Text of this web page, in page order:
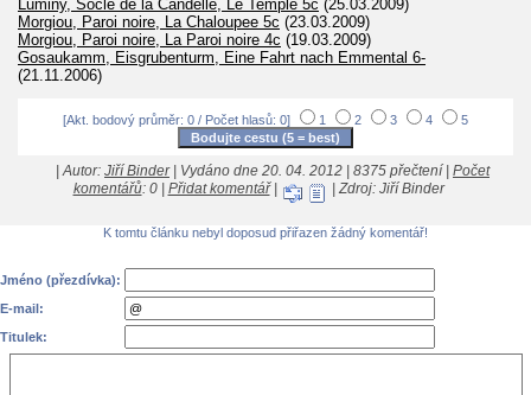
Luminy, Socle de la Candelle, Le Temple 5c (25.03.2009)
Morgiou, Paroi noire, La Chaloupee 5c (23.03.2009)
Morgiou, Paroi noire, La Paroi noire 4c (19.03.2009)
Gosaukamm, Eisgrubenturm, Eine Fahrt nach Emmental 6-
(21.11.2006)
[Akt. bodový průměr: 0 / Počet hlasů: 0] 1 2 3 4 5
| Autor: Jiří Binder| Vydáno dne 20. 04. 2012 | 8375 přečtení | Počet
komentářů: 0 | Přidat komentář| | Zdroj: Jiří Binder
K tomtu článku nebyl doposud přiřazen žádný komentář!
Jméno (přezdívka):
E-mail:
Titulek: